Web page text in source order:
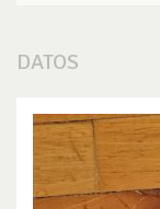
DATOS